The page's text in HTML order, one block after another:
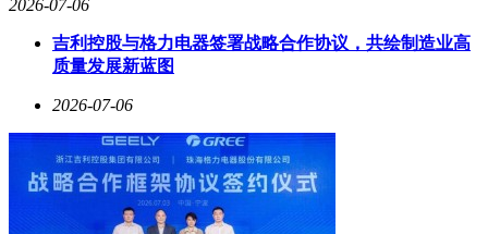
2026-07-06
吉利控股与格力电器签署战略合作协议，共绘制造业高
质量发展新蓝图
2026-07-06